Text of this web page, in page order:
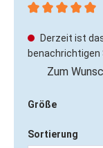
Derzeit ist
benachrichtigen
Zum
Größe
Sortierung